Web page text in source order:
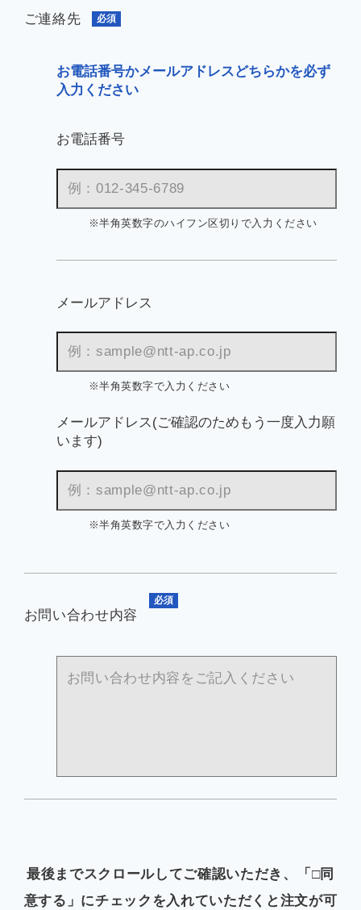
ご連絡先 必須
お電話番号かメールアドレスどちらかを必ず
入力ください
お電話番号
※半角英数字のハイフン区切りで入力ください
メールアドレス
※半角英数字で入力ください
メールアドレス(ご確認のためもう一度入力願
います)
※半角英数字で入力ください
お問い合わせ内容
必須
最後までスクロールしてご確認いただき、「□同
意する」にチェックを入れていただくと注文が可